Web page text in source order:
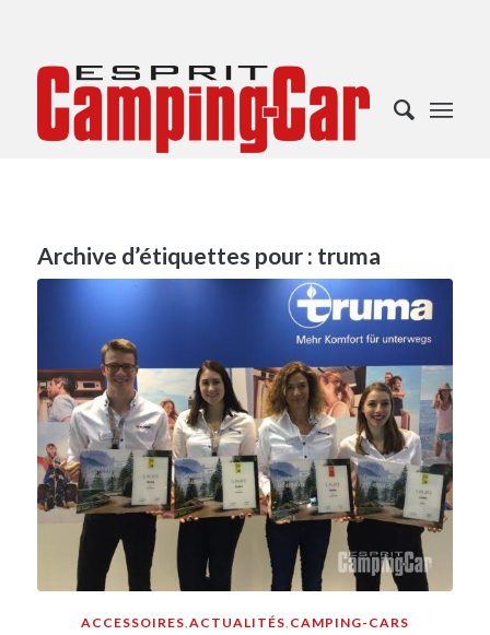
Archive d’étiquettes pour : truma
ACCESSOIRES ACTUALITÉS CAMPING-CARS